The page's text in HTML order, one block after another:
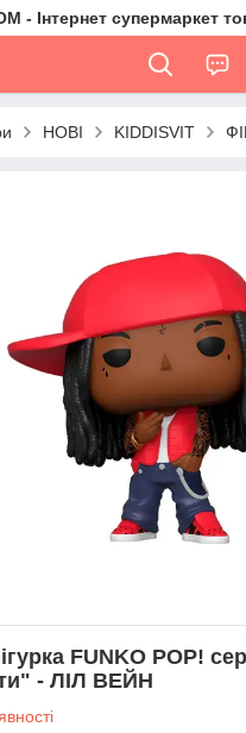
- Інтернет супермаркет
НОВІ KIDDISVIT
FUNKO POP!
- ЛІЛ ВЕЙН